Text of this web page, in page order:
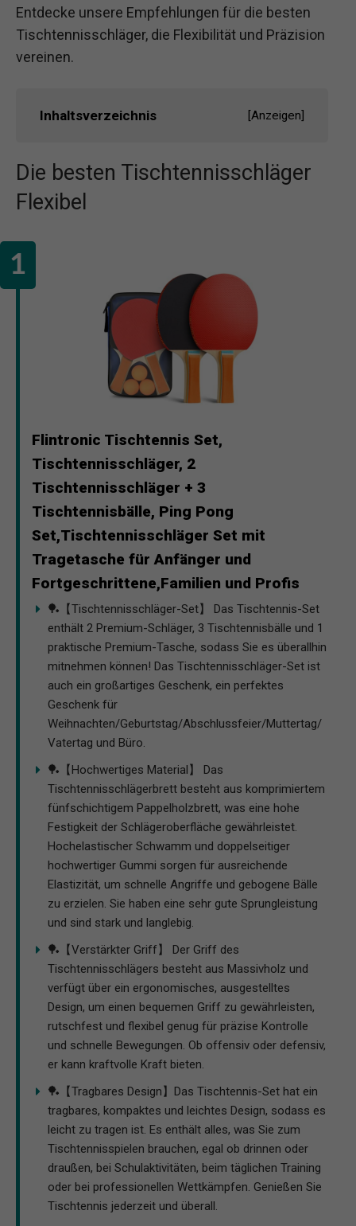
Entdecke unsere Empfehlungen für die besten
Tischtennisschläger, die Flexibilität und Präzision
vereinen.
Inhaltsverzeichnis [Anzeigen]
Die besten Tischtennisschläger
Flexibel
Flintronic Tischtennis Set,
Tischtennisschläger, 2
Tischtennisschläger + 3
Tischtennisbälle, Ping Pong
Set,Tischtennisschläger Set mit
Tragetasche für Anfänger und
Fortgeschrittene,Familien und Profis
🏓【Tischtennisschläger-Set】 Das Tischtennis-Set
enthält 2 Premium-Schläger, 3 Tischtennisbälle und 1
praktische Premium-Tasche, sodass Sie es überallhin
mitnehmen können! Das Tischtennisschläger-Set ist
auch ein großartiges Geschenk, ein perfektes
Geschenk für
Weihnachten/Geburtstag/Abschlussfeier/Muttertag/
Vatertag und Büro.
🏓【Hochwertiges Material】 Das
Tischtennisschlägerbrett besteht aus komprimiertem
fünfschichtigem Pappelholzbrett, was eine hohe
Festigkeit der Schlägeroberfläche gewährleistet.
Hochelastischer Schwamm und doppelseitiger
hochwertiger Gummi sorgen für ausreichende
Elastizität, um schnelle Angriffe und gebogene Bälle
zu erzielen. Sie haben eine sehr gute Sprungleistung
und sind stark und langlebig.
🏓【Verstärkter Griff】 Der Griff des
Tischtennisschlägers besteht aus Massivholz und
verfügt über ein ergonomisches, ausgestelltes
Design, um einen bequemen Griff zu gewährleisten,
rutschfest und flexibel genug für präzise Kontrolle
und schnelle Bewegungen. Ob offensiv oder defensiv,
er kann kraftvolle Kraft bieten.
🏓【Tragbares Design】Das Tischtennis-Set hat ein
tragbares, kompaktes und leichtes Design, sodass es
leicht zu tragen ist. Es enthält alles, was Sie zum
Tischtennisspielen brauchen, egal ob drinnen oder
draußen, bei Schulaktivitäten, beim täglichen Training
oder bei professionellen Wettkämpfen. Genießen Sie
Tischtennis jederzeit und überall.